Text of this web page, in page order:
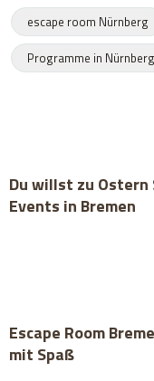
escape room Nürnberg
Programme in Nürnberg
Du willst zu Ostern
Events in Bremen
Escape Room
mit Spaß